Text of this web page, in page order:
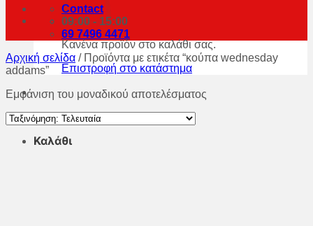
Κανένα προϊόν στο καλάθι σας.
Επιστροφή στο κατάστημα
Καλάθι
Contact
09:00 - 15:00
69 7496 4471
Αρχική σελίδα /Προϊόντα με ετικέτα “κούπα wednesday
addams”
Εμφάνιση του μοναδικού αποτελέσματος